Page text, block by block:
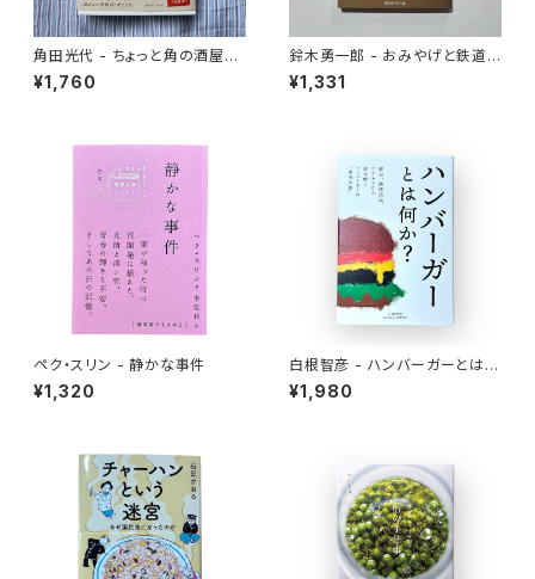
角田光代 - ちょっと角の酒屋ま
で
¥1,760
鈴木勇一郎 - おみやげと鉄道
「名物」が語る日本近代史
¥1,331
ペク・スリン - 静かな事件
¥1,320
白根智彦 - ハンバーガーとは何
か？
¥1,980